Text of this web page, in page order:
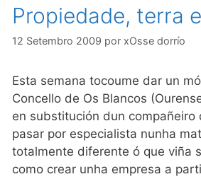
Propiedade, terra
12 Setembro 2009 por xOsse dorrío
Esta semana tocoume dar un
Concello de Os Blancos
en substitución dun
pasar por especialista nunha
totalmente diferente ó que viña
como crear unha empresa a